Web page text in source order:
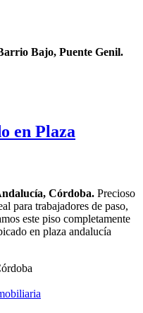
Bajo, Puente Genil.
en Plaza
Córdoba. Precioso
para trabajadores de paso,
este piso completamente
en plaza andalucía